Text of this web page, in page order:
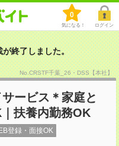
0
気になる！ ログイン
終了しました。
No.CRSTF千葉_26・DSS【本社】
ービス＊家庭と
扶養内勤務OK
登録・面接OK